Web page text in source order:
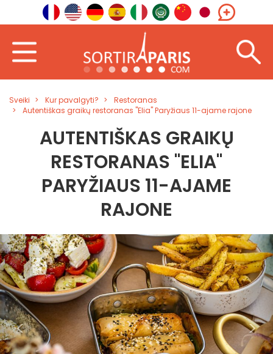
Sveiki Kur pavalgyti?
Restoranas
Autentiškas graikų restoranas "Elia" Paryžiaus 11-ajame rajone
AUTENTIŠKAS GRAIKŲ
RESTORANAS "ELIA"
PARYŽIAUS 11-AJAME
RAJONE
< >